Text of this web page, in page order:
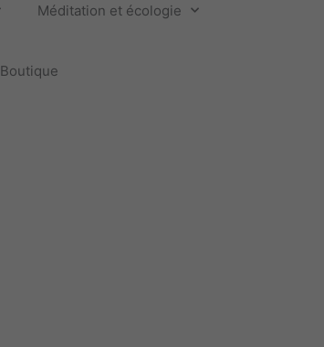
Méditation et écologie
Boutique